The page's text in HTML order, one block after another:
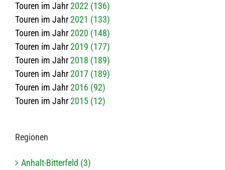
Touren im Jahr2022 (136)
Touren im Jahr2021 (133)
Touren im Jahr2020 (148)
Touren im Jahr2019 (177)
Touren im Jahr2018 (189)
Touren im Jahr2017 (189)
Touren im Jahr2016 (92)
Touren im Jahr2015 (12)
Regio­nen
Anhalt-Bitterfeld (3)